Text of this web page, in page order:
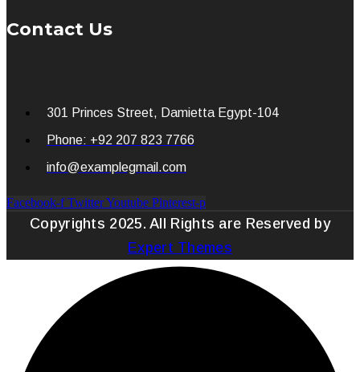
Contact Us
301 Princes Street, Damietta Egypt-104
Phone: +92 207 823 7766
info@examplegmail.com
Facebook-f TwitterYoutube Pinterest-p
Copyrights 2025. All Rights are Reserved by
Expert Themes